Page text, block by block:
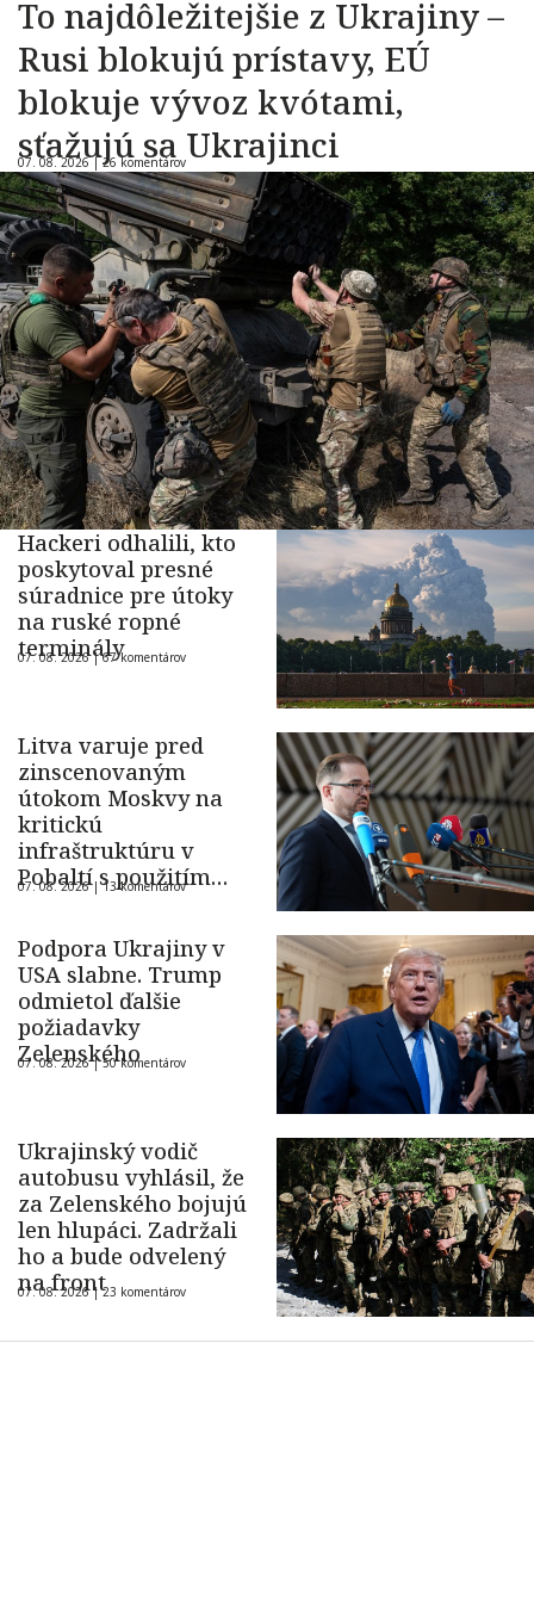
To najdôležitejšie z Ukrajiny –
Rusi blokujú prístavy, EÚ
blokuje vývoz kvótami,
sťažujú sa Ukrajinci
07. 08. 2026 |26 komentárov
Hackeri odhalili, kto
poskytoval presné
súradnice pre útoky
na ruské ropné
terminály
07. 08. 2026 |67 komentárov
Litva varuje pred
zinscenovaným
útokom Moskvy na
kritickú
infraštruktúru v
Pobaltí s použitím
ukrajinského dronu
07. 08. 2026 |13 komentárov
Podpora Ukrajiny v
USA slabne. Trump
odmietol ďalšie
požiadavky
Zelenského
07. 08. 2026 |50 komentárov
Ukrajinský vodič
autobusu vyhlásil, že
za Zelenského bojujú
len hlupáci. Zadržali
ho a bude odvelený
na front
07. 08. 2026 |23 komentárov